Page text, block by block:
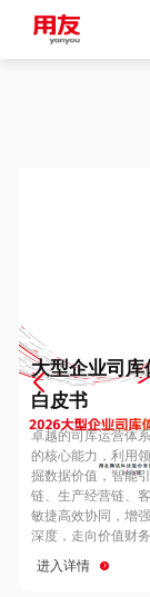
Europe
Hungary
Hong Kong
大型企业司库
白皮书
卓越的司库运营体
的核心能力，利用
掘数据价值，智能
链、生产经营链、
敏捷高效协同，增
深度，走向价值财务
进入详情